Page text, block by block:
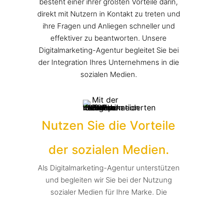
direkt mit Nutzern in Kontakt zu treten und
ihre Fragen und Anliegen schneller und
effektiver zu beantworten. Unsere
Digitalmarketing-Agentur begleitet Sie bei
der Integration Ihres Unternehmens in die
sozialen Medien.
Nutzen Sie die Vorteile
der sozialen Medien.
Als Digitalmarketing-Agentur unterstützen
und begleiten wir Sie bei der Nutzung
sozialer Medien für Ihre Marke. Die